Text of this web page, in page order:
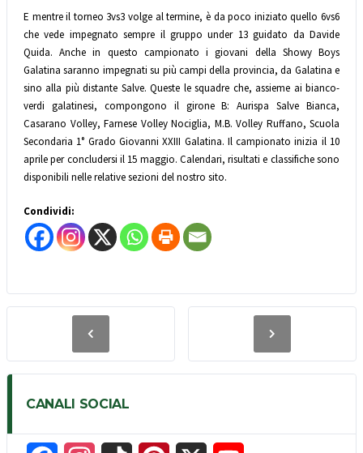
E mentre il torneo 3vs3 volge al termine, è da poco iniziato quello 6vs6
che vede impegnato sempre il gruppo under 13 guidato da Davide
Quida. Anche in questo campionato i giovani della Showy Boys
Galatina saranno impegnati su più campi della provincia, da Galatina e
sino alla più distante Salve. Queste le squadre che, assieme ai bianco-
verdi galatinesi, compongono il girone B: Aurispa Salve Bianca,
Casarano Volley, Farnese Volley Nociglia, M.B. Volley Ruffano, Scuola
Secondaria 1° Grado Giovanni XXIII Galatina. Il campionato inizia il 10
aprile per concludersi il 15 maggio. Calendari, risultati e classifiche sono
disponibili nelle relative sezioni del nostro sito.
Condividi:
CANALI SOCIAL